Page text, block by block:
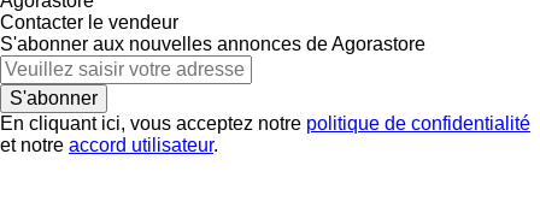
Contacter le vendeur
S'abonner aux nouvelles annonces de Agorastore
S'abonner
En cliquant ici, vous acceptez notre politique de confidentialité
et notre accord utilisateur.